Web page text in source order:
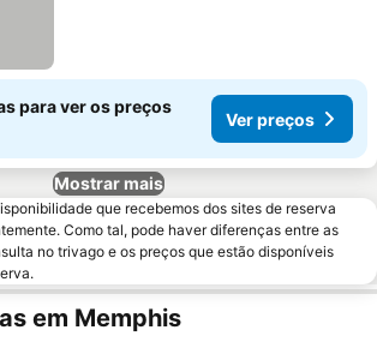
para ver os preços
Ver preços
Mostrar mais
que recebemos dos sites de reserva
Como tal, pode haver diferenças entre as
no trivago e os preços que estão disponíveis
em Memphis